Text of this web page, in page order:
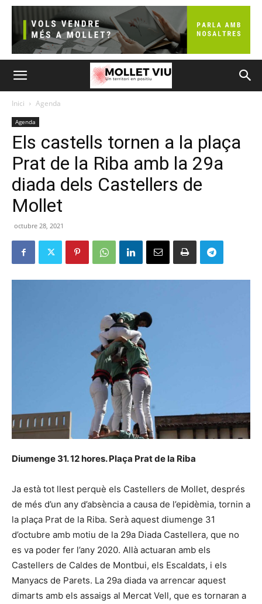
Inici Agenda
Agenda
Els castells tornen a la plaça
Prat de la Riba amb la 29a
diada dels Castellers de
Mollet
octubre 28, 2021
Diumenge 31. 12 hores. Plaça Prat de la Riba
Ja està tot llest perquè els Castellers de Mollet, després
de més d’un any d’absència a causa de l’epidèmia, tornin a
la plaça Prat de la Riba. Serà aquest diumenge 31
d’octubre amb motiu de la 29a Diada Castellera, que no
es va poder fer l’any 2020. Allà actuaran amb els
Castellers de Caldes de Montbui, els Escaldats, i els
Manyacs de Parets. La 29a diada va arrencar aquest
dimarts amb els assaigs al Mercat Vell, que es tornaran a